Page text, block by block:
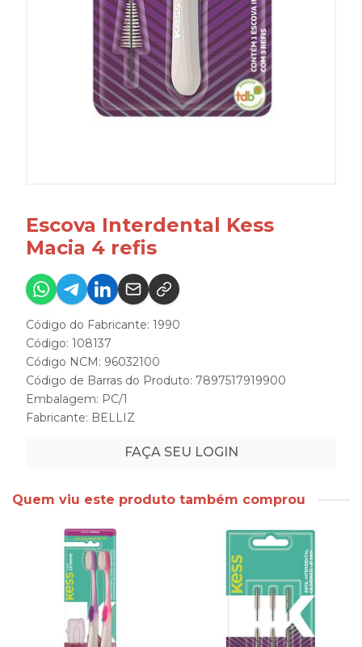
Escova Interdental Kess
Macia 4 refis
Código do Fabricante: 1990
Código: 108137
Código NCM: 96032100
Código de Barras do Produto: 7897517919900
Embalagem: PC/1
Fabricante: BELLIZ
FAÇA SEU LOGIN
Quem viu este produto também comprou